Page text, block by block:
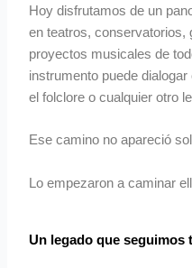
Hoy disfrutamos de un
en teatros, conservatorios,
proyectos musicales de
instrumento puede
el folclore o cualquier otro
Ese camino no apareció
Lo empezaron a caminar
Un legado que seguimos